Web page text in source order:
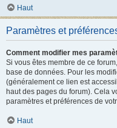
Haut
Paramètres et
Comment modifier mes
Si vous êtes membre de ce
base de données. Pour les
(généralement ce lien est
haut des pages du forum). Cela
paramètres et préférences de
Haut